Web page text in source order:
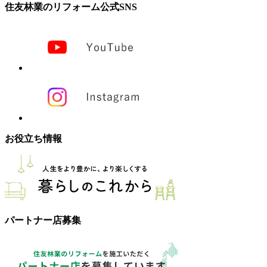
住友林業のリフォーム公式SNS
お役立ち情報
パートナー店募集